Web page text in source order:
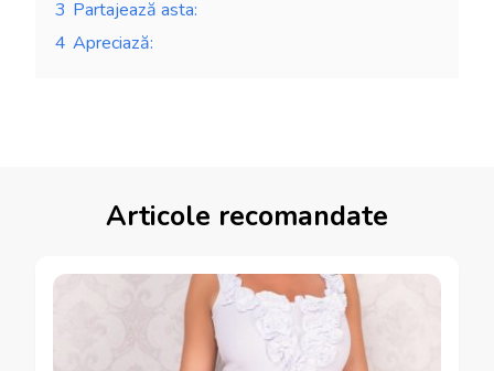
3 Partajează asta:
4 Apreciază:
Articole recomandate